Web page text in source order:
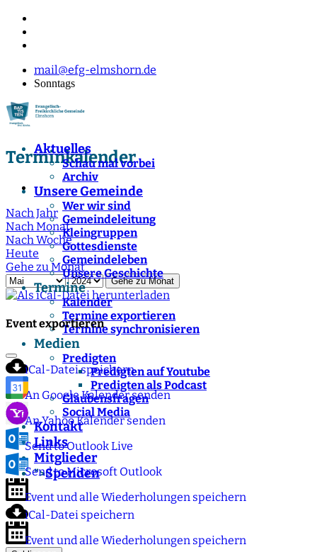
mail@efg-elmshorn.de
Sonntags
Aktuelles
Schau mal vorbei
Archiv
Unsere Gemeinde
Wer wir sind
Gemeindeleitung
Kleingruppen
Gottesdienste
Gemeindeleben
Unsere Geschichte
Termine
Kalender
Termine exportieren
Termine synchronisieren
Medien
Predigten
Predigten auf Youtube
Predigten als Podcast
Glaubensfragen
Social Media
Kontakt
Links
Mitglieder
">Spenden
Terminkalender
Nach Jahr
Nach Monat
Nach Woche
Heute
Gehe zu Monat
Gehe zu Monat
Event exportieren
iCal-Datei speichern
An Google Kalender senden
An Yahoo Kalender senden
Send to Outlook Live
Send to Microsoft Outlook
Event und alle Wiederholungen speichern
iCal-Datei speichern
Event und alle Wiederholungen speichern